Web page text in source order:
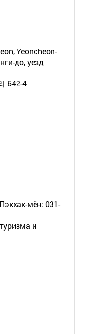
Yeoncheon-
до, уезд
642-4
мён: 031-
и